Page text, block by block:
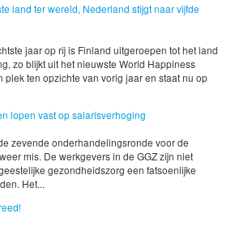
land ter wereld, Nederland stijgt naar vijfde
jaar op rij is Finland uitgeroepen tot het land
zo blijkt uit het nieuwste World Happiness
plek ten opzichte van vorig jaar en staat nu op
lopen vast op salarisverhoging
zevende onderhandelingsronde voor de
mis. De werkgevers in de GGZ zijn niet
gezondheidszorg een fatsoenlijke
Het...